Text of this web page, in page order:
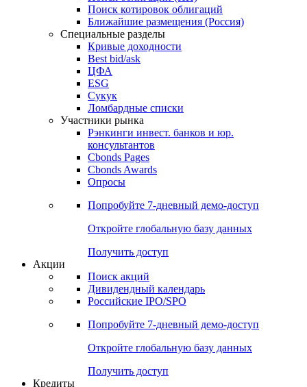
Облигации
Поиски
Поиск облигаций & Карты рынка
Поиск облигаций (ИИ)
Поиск котировок облигаций
Ближайшие размещения (Россия)
Специальные разделы
Кривые доходности
Best bid/ask
ЦФА
ESG
Сукук
Ломбардные списки
Участники рынка
Рэнкинги инвест. банков и юр.
Cbonds Pages
Опросы
Попробуйте7-дневный
Откройте глобальную базу данных
Получить доступ
Поиск акций
Российские IPO/SPO
Попробуйте7-дневный